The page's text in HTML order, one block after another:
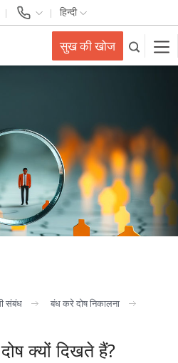
हिन्दी
सुख की खोज
संबंध
बंध करे दोष निकालना
क्यों दिखते हैं?